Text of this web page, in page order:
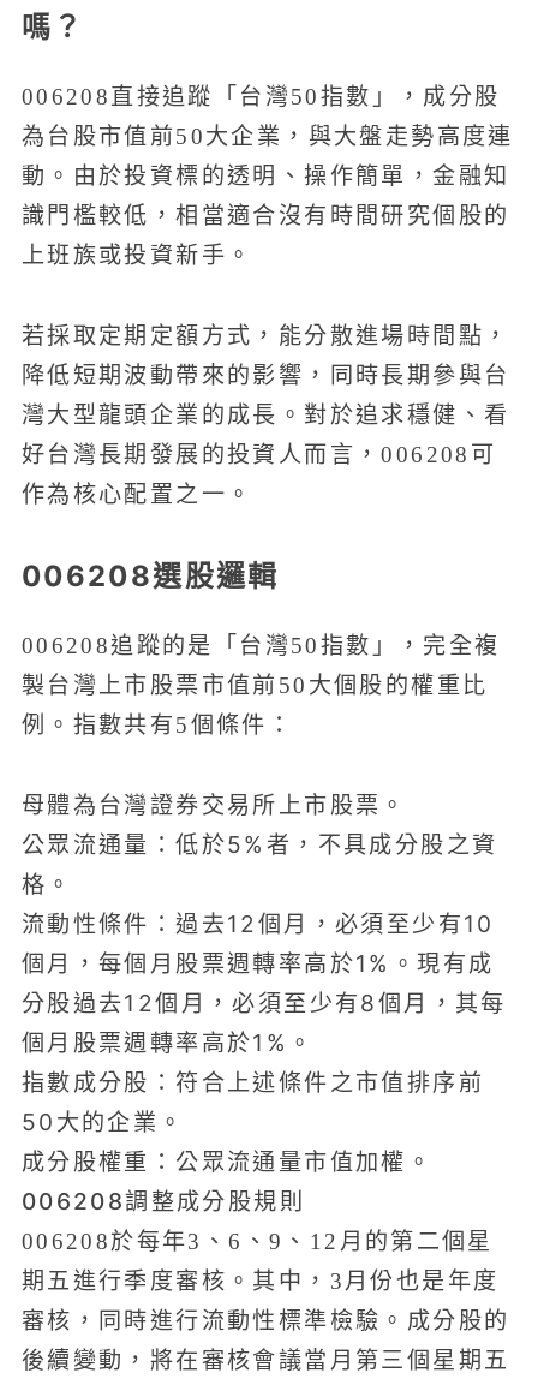
嗎？
006208直接追蹤「台灣50指數」，成分股
為台股市值前50大企業，與大盤走勢高度連
動。由於投資標的透明、操作簡單，金融知
識門檻較低，相當適合沒有時間研究個股的
上班族或投資新手。
若採取定期定額方式，能分散進場時間點，
降低短期波動帶來的影響，同時長期參與台
灣大型龍頭企業的成長。對於追求穩健、看
好台灣長期發展的投資人而言，006208可
作為核心配置之一。
006208選股邏輯
006208追蹤的是「台灣50指數」，完全複
製台灣上市股票市值前50大個股的權重比
例。指數共有5個條件：
母體為台灣證券交易所上市股票。
公眾流通量：低於5%者，不具成分股之資
格。
流動性條件：過去12個月，必須至少有10
個月，每個月股票週轉率高於1%。現有成
分股過去12個月，必須至少有8個月，其每
個月股票週轉率高於1%。
指數成分股：符合上述條件之市值排序前
50大的企業。
成分股權重：公眾流通量市值加權。
006208調整成分股規則
006208於每年3、6、9、12月的第二個星
期五進行季度審核。其中，3月份也是年度
審核，同時進行流動性標準檢驗。成分股的
後續變動，將在審核會議當月第三個星期五